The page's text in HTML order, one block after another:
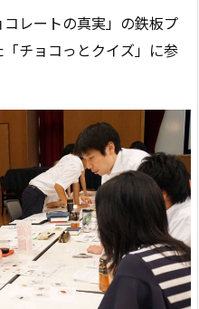
レートの真実」の鉄板プ
チョコっとクイズ」に参